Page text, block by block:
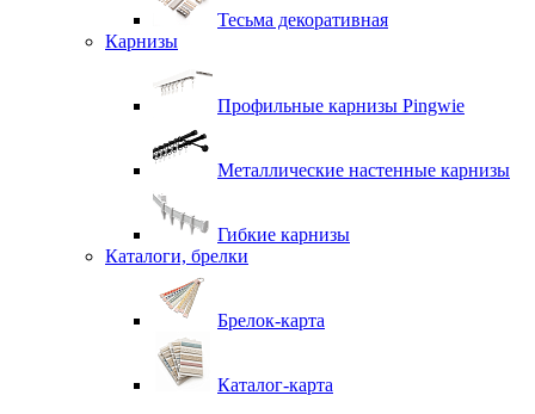
Тесьма декоративная
Карнизы
Профильные карнизы Pingwie
Металлические настенные карнизы
Гибкие карнизы
Каталоги, брелки
Брелок-карта
Каталог-карта